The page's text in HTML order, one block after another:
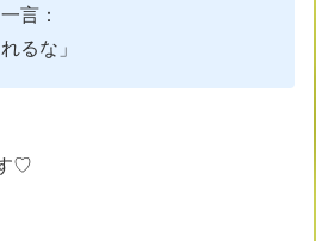
言：
るな」
♡